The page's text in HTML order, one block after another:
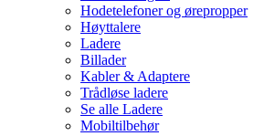
Hodetelefoner og ørepropper
Høyttalere
Ladere
Billader
Kabler & Adaptere
Trådløse ladere
Se alle Ladere
Mobiltilbehør